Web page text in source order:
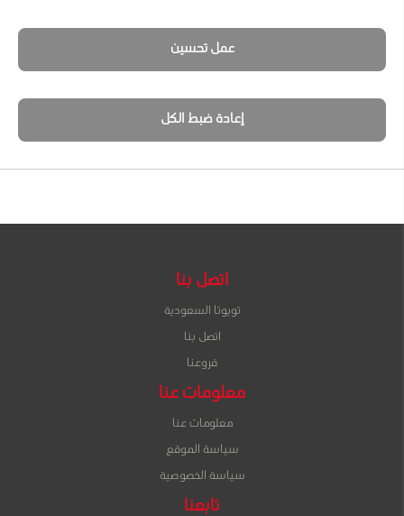
عمل تحسين
إعادة ضبط الكل
اتصل بنا
تويوتا السعودية
اتصل بنا
فروعنا
معلومات عنا
معلومات عنا
سياسة الموقع
سياسة الخصوصية
تابعنا